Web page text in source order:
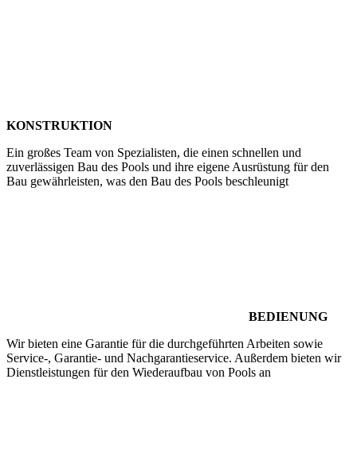
KONSTRUKTION
Ein großes Team von Spezialisten, die einen schnellen und
zuverlässigen Bau des Pools und ihre eigene Ausrüstung für den
Bau gewährleisten, was den Bau des Pools beschleunigt
BEDIENUNG
Wir bieten eine Garantie für die durchgeführten Arbeiten sowie
Service-, Garantie- und Nachgarantieservice. Außerdem bieten wir
Dienstleistungen für den Wiederaufbau von Pools an